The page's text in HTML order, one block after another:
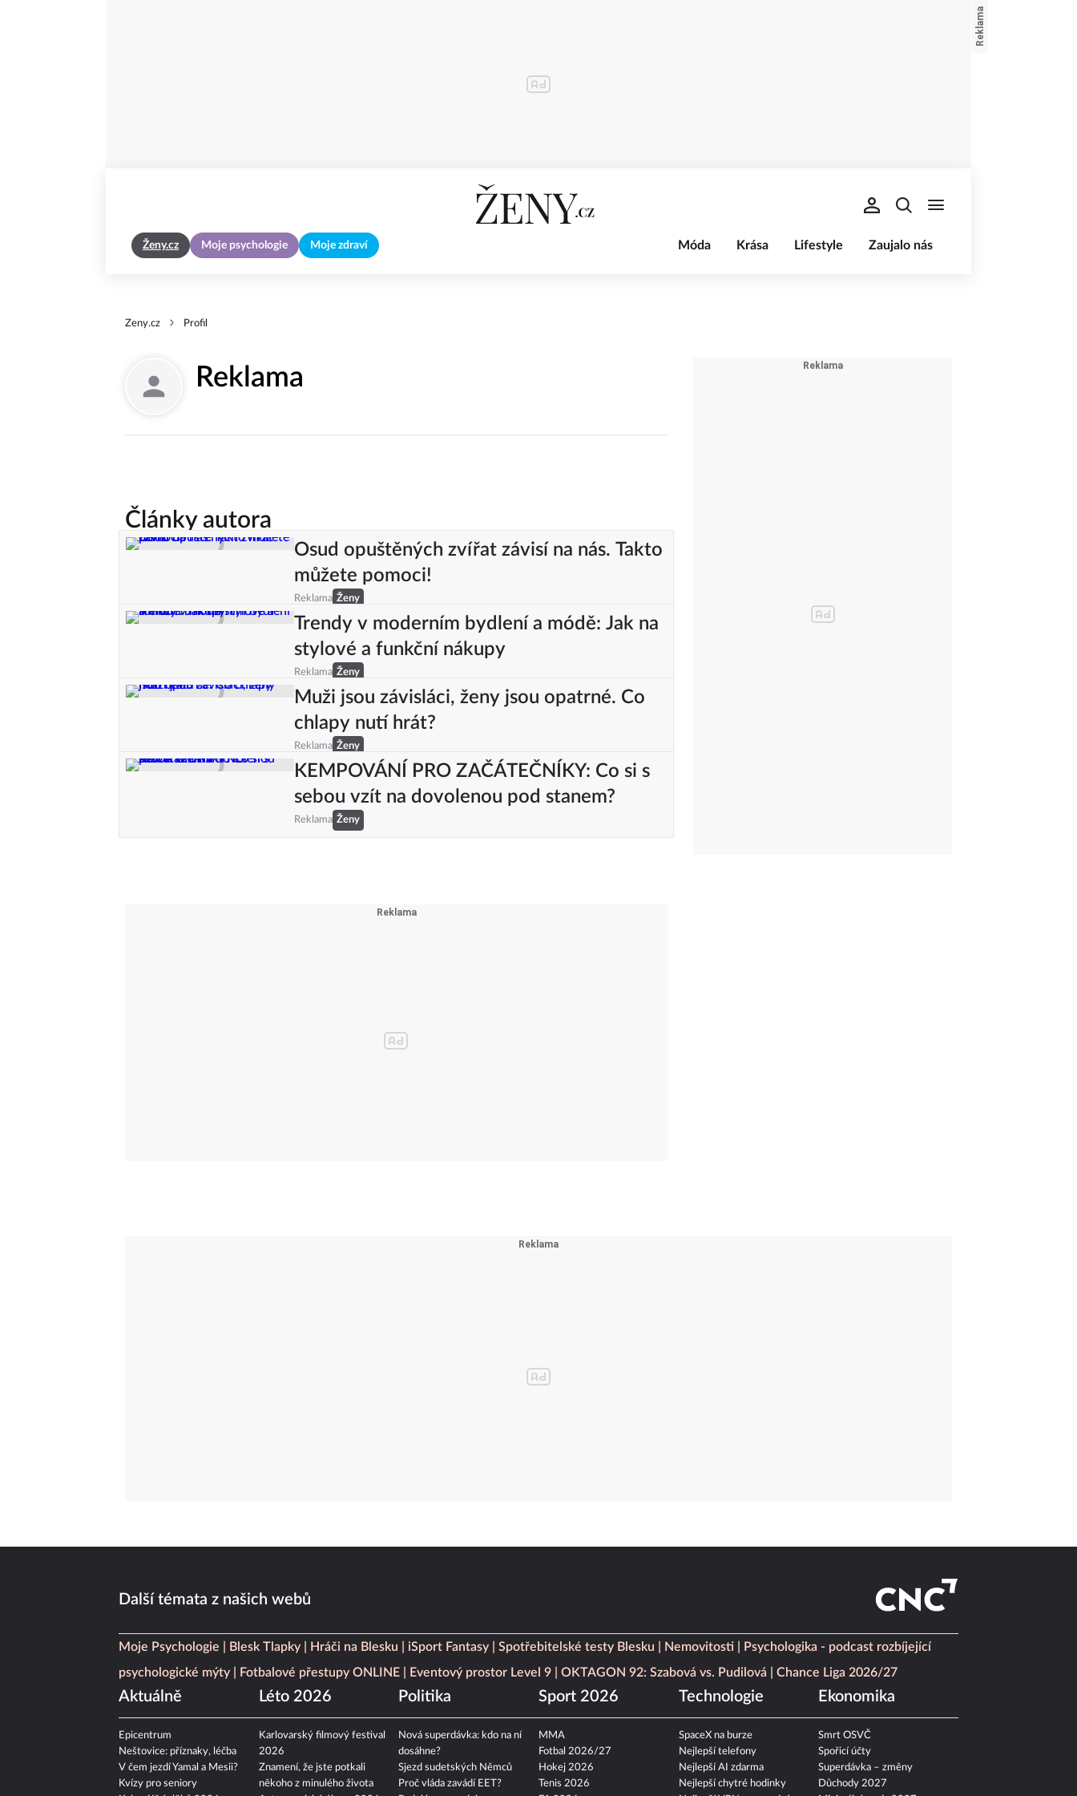
Ženy.cz Moje psychologie Moje zdraví Móda Krása Lifestyle Zaujalo nás
Zeny.cz Profil
Reklama
Články autora
Osud opuštěných zvířat závisí na nás. Takto
můžete pomoci!
Reklama Ženy
Trendy v moderním bydlení a módě: Jak na
stylové a funkční nákupy
Reklama Ženy
Muži jsou závisláci, ženy jsou opatrné. Co
chlapy nutí hrát?
Reklama Ženy
KEMPOVÁNÍ PRO ZAČÁTEČNÍKY: Co si s
sebou vzít na dovolenou pod stanem?
Reklama Ženy
Další témata z našich webů
Moje Psychologie Blesk Tlapky Hráči na Blesku iSport Fantasy Spotřebitelské testy Blesku Nemovitosti
Psychologika - podcast rozbíjející
psychologické mýty
Fotbalové přestupy ONLINE Eventový prostor Level 9 OKTAGON 92: Szabová vs. Pudilová Chance Liga 2026/27
Aktuálně
Epicentrum
Neštovice: příznaky, léčba
V čem jezdí Yamal a Mesii?
Kvízy pro seniory
Léto 2026
Karlovarský filmový festival
2026
Znamení, že jste potkali
někoho z minulého života
Politika
Nová superdávka: kdo na ní
dosáhne?
Sjezd sudetských Němců
Proč vláda zavádí EET?
Sport 2026
MMA
Fotbal 2026/27
Hokej 2026
Tenis 2026
Technologie
SpaceX na burze
Nejlepší telefony
Nejlepší AI zdarma
Nejlepší chytré hodinky
Ekonomika
Smrt OSVČ
Spořicí účty
Superdávka – změny
Důchody 2027